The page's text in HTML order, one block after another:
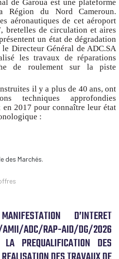
de Garoua est une plateforme
Région du Nord Cameroun.
aéronautiques de cet aéroport
bretelles de circulation et aires
un état de dégradation
le Directeur Général de ADC.SA
les travaux de réparations
de roulement sur la piste
il y a plus de 40 ans, ont
techniques approfondies
en 2017 pour connaître leur état
:
des Marchés.
D’INTERET
ADC/RAP-AID/DG/2026
PREQUALIFICATION DES